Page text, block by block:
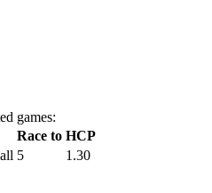
games:
Race to HCP
5 1.30